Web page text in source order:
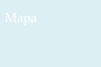
Mapa